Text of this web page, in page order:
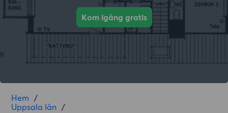
Kom igång gratis
Hem /
Uppsala län /